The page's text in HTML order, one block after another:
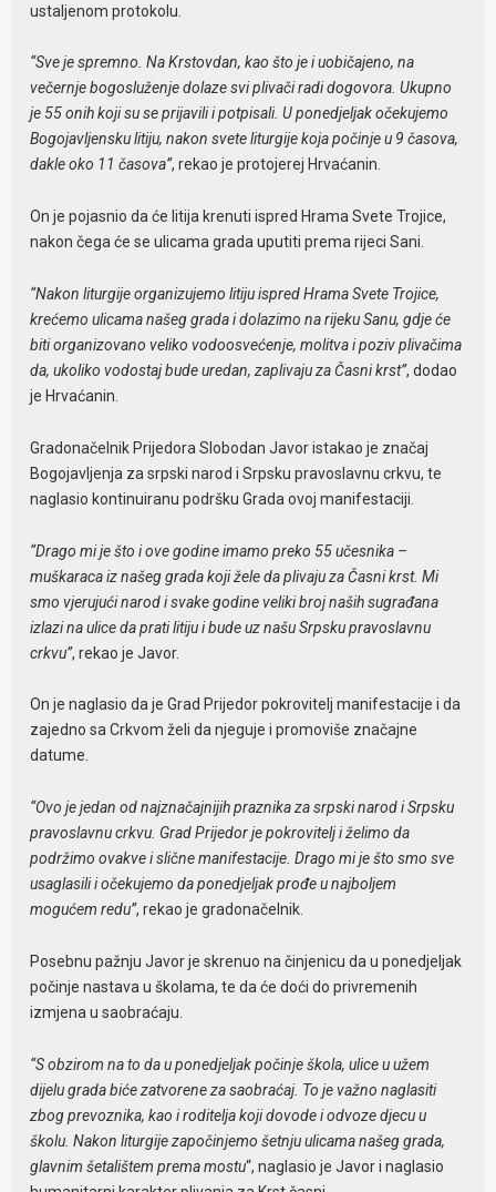
ustaljenom protokolu.
“Sve je spremno. Na Krstovdan, kao što je i uobičajeno, na
večernje bogosluženje dolaze svi plivači radi dogovora. Ukupno
je 55 onih koji su se prijavili i potpisali. U ponedjeljak očekujemo
Bogojavljensku litiju, nakon svete liturgije koja počinje u 9 časova,
dakle oko 11 časova”, rekao je protojerej Hrvaćanin.
On je pojasnio da će litija krenuti ispred Hrama Svete Trojice,
nakon čega će se ulicama grada uputiti prema rijeci Sani.
“Nakon liturgije organizujemo litiju ispred Hrama Svete Trojice,
krećemo ulicama našeg grada i dolazimo na rijeku Sanu, gdje će
biti organizovano veliko vodoosvećenje, molitva i poziv plivačima
da, ukoliko vodostaj bude uredan, zaplivaju za Časni krst”, dodao
je Hrvaćanin.
Gradonačelnik Prijedora Slobodan Javor istakao je značaj
Bogojavljenja za srpski narod i Srpsku pravoslavnu crkvu, te
naglasio kontinuiranu podršku Grada ovoj manifestaciji.
“Drago mi je što i ove godine imamo preko 55 učesnika –
muškaraca iz našeg grada koji žele da plivaju za Časni krst. Mi
smo vjerujući narod i svake godine veliki broj naših sugrađana
izlazi na ulice da prati litiju i bude uz našu Srpsku pravoslavnu
crkvu”, rekao je Javor.
On je naglasio da je Grad Prijedor pokrovitelj manifestacije i da
zajedno sa Crkvom želi da njeguje i promoviše značajne
datume.
“Ovo je jedan od najznačajnijih praznika za srpski narod i Srpsku
pravoslavnu crkvu. Grad Prijedor je pokrovitelj i želimo da
podržimo ovakve i slične manifestacije. Drago mi je što smo sve
usaglasili i očekujemo da ponedjeljak prođe u najboljem
mogućem redu”, rekao je gradonačelnik.
Posebnu pažnju Javor je skrenuo na činjenicu da u ponedjeljak
počinje nastava u školama, te da će doći do privremenih
izmjena u saobraćaju.
“S obzirom na to da u ponedjeljak počinje škola, ulice u užem
dijelu grada biće zatvorene za saobraćaj. To je važno naglasiti
zbog prevoznika, kao i roditelja koji dovode i odvoze djecu u
školu. Nakon liturgije započinjemo šetnju ulicama našeg grada,
glavnim šetalištem prema mostu“, naglasio je Javor i naglasio